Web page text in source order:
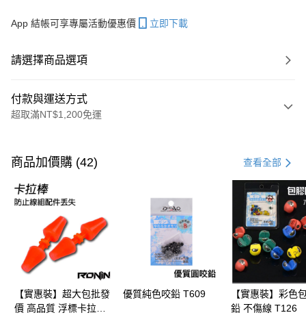
App 結帳可享專屬活動優惠價 立即下載
請選擇商品選項
付款與運送方式
超取滿NT$1,200免運
信用卡一次付款
信用卡分期付款
3 期 0 利率 每期 21家銀行
合作金庫商業銀行
第一商業銀行
華南商業銀行
彰化商業銀行
上海商業儲蓄銀行
台北富邦商業銀行
國泰世華商業銀行
兆豐國際商業銀行
臺灣中小企業銀行
台中商業銀行
匯豐（台灣）商業銀行
華泰商業銀行
超商取貨付款
Apple Pay
悠遊付
商品加價購 (42) 查看全部
【實惠裝】超大包批發
價 高品質 浮標卡拉棒
優質純色咬鉛 T609
【實惠裝】彩色
鉛 不傷線 T126